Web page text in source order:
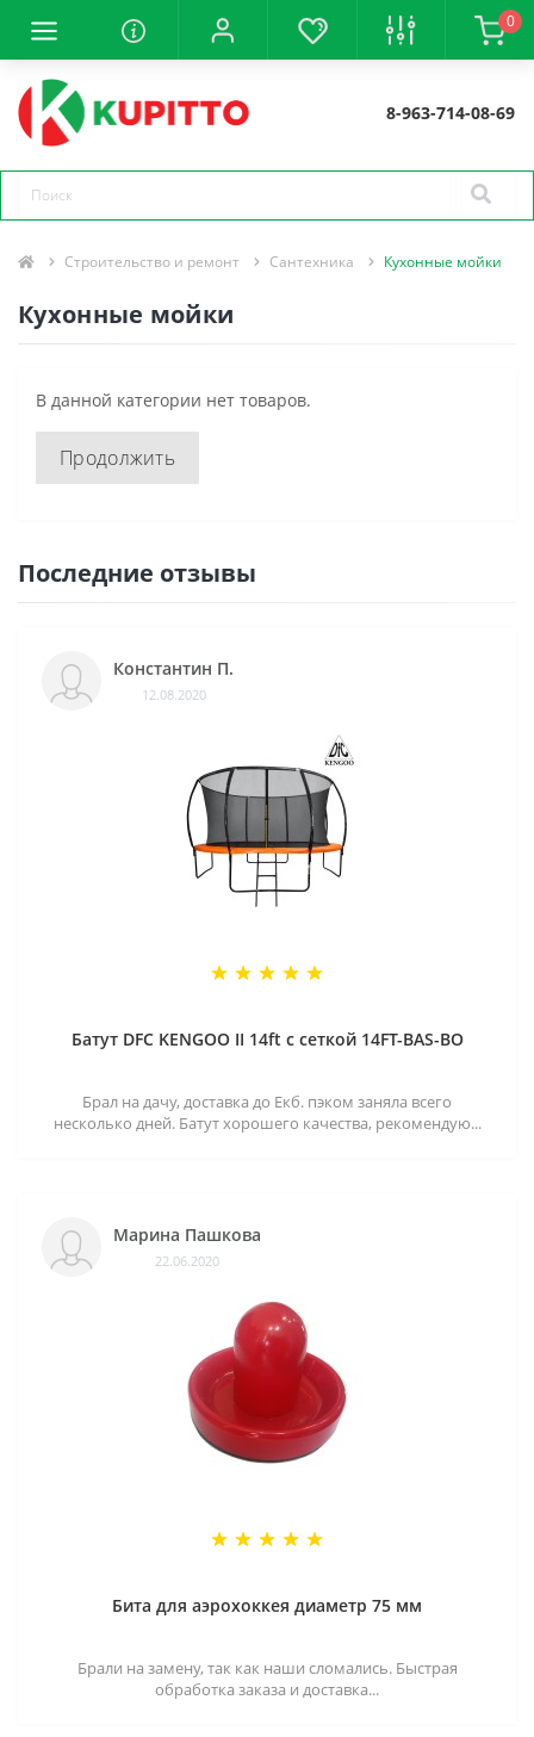
0
8-963-714-08-69
Строительство и ремонт Сантехника Кухонные мойки
Кухонные мойки
В данной категории нет товаров.
Продолжить
Последние отзывы
Константин П.
12.08.2020
Батут DFC KENGOO II 14ft с сеткой 14FT-BAS-BO
Брал на дачу, доставка до Екб. пэком заняла всего
несколько дней. Батут хорошего качества, рекомендую...
Марина Пашкова
22.06.2020
Бита для аэрохоккея диаметр 75 мм
Брали на замену, так как наши сломались. Быстрая
обработка заказа и доставка...